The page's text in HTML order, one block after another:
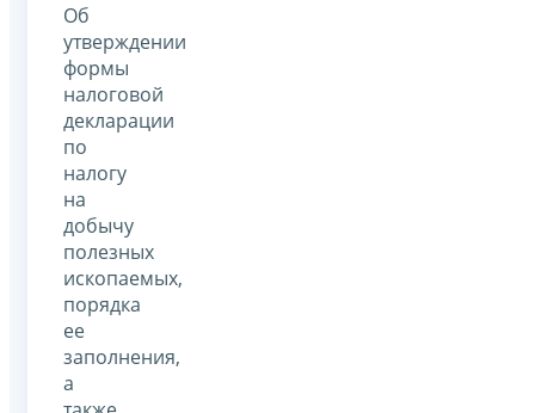
Об
утверждении
формы
налоговой
декларации
по
налогу
на
добычу
полезных
ископаемых,
порядка
ее
заполнения,
а